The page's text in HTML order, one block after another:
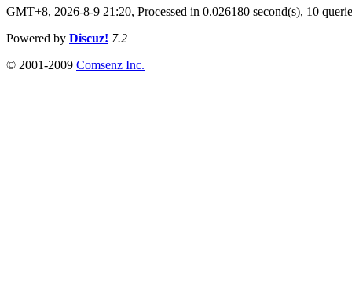
GMT+8, 2026-8-9 21:20, Processed in 0.026180 second(s), 10
Powered by Discuz! 7.2
© 2001-2009 Comsenz Inc.